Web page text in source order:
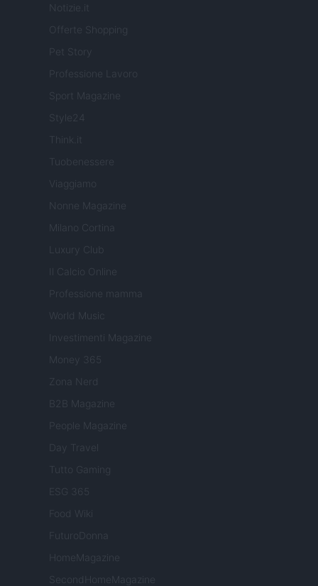
Notizie.it
Offerte Shopping
Professione Lavoro
Sport Magazine
Style24
Think.it
Tuobenessere
Viaggiamo
Nonne Magazine
Milano Cortina
Luxury Club
Il Calcio Online
Professione mamma
World Music
Investimenti Magazine
Money 365
Zona Nerd
B2B Magazine
People Magazine
Day Travel
Tutto Gaming
ESG 365
Food Wiki
FuturoDonna
HomeMagazine
SecondHomeMagazine